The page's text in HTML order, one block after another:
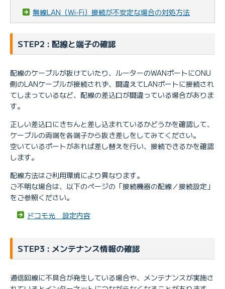
無線LAN（Wi-Fi）接続が不安定な場合の対処方法
STEP2 : 配線と端子の確認
配線のケーブルが抜けていたり、ルーターのWANポートにONU
側のLANケーブルが接続されず、間違えてLANポートに接続され
てしまっているなど、配線の差込口が間違っている場合がありま
す。
正しい差込口にきちんと差し込まれているかどうかを確認して、
ケーブルの両端を各端子から抜き差しをしてみてください。
空いているポートがあれば差し替えを行い、接続できるかを確認
します。
配線方法はご利用環境により異なります。
ご不明な場合は、以下のページの「接続機器の配線／接続設定」
をご参照ください。
ドコモ光 設定内容
STEP3 : メンテナンス情報の確認
通信回線に不具合が発生している場合や、メンテナンスが実施さ